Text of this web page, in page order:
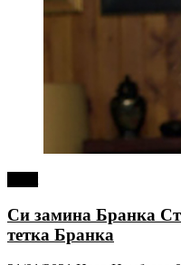
Си замина Бранка
тетка Бранка